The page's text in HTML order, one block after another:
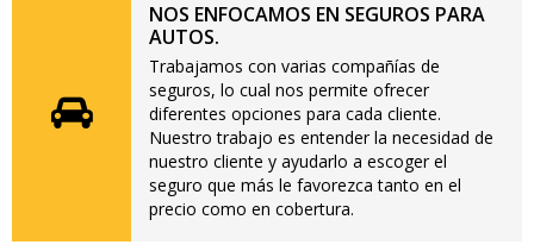
NOS ENFOCAMOS EN SEGUROS PARA
AUTOS.
Trabajamos con varias compañías de
seguros, lo cual nos permite ofrecer
diferentes opciones para cada cliente.
Nuestro trabajo es entender la necesidad de
nuestro cliente y ayudarlo a escoger el
seguro que más le favorezca tanto en el
precio como en cobertura.